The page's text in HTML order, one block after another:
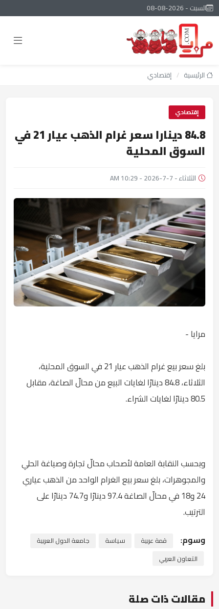
السبت - 2026-08-08
الرئيسية / إقتصادي
إقتصادي
84.8 دينارا سعر غرام الذهب عيار 21 في
السوق المحلية
الثلاثاء - 7-7-2026 - 10:29 AM
مرايا -
بلغ سعر بيع غرام الذهب عيار 21 في السوق المحلية،
الثلاثاء، 84.8 دينارًا لغايات البيع من محالّ الصاغة، مقابل
80.5 دينارًا لغايات الشراء.
وبحسب النقابة العامة لأصحاب محالّ تجارة وصياغة الحلي
والمجوهرات، بلغ سعر بيع الغرام الواحد من الذهب عياري
24 و18 في محالّ الصاغة 97.4 دينارًا و74.7 دينارًا على
الترتيب.
وسوم: قمة عربية سياسة
جامعة الدول العربية
التعاون العربي
مقالات ذات صلة